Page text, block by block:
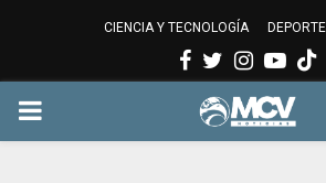
CIENCIA Y TECNOLOGÍA
Facebook
Twitter
PRIMARY